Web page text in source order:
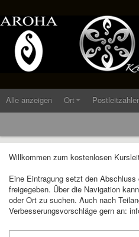
Alle anzeigen Ort
Willkommen zum kostenlosen
Eine Eintragung setzt den
freigegeben. Über die Navigation
oder Ort zu suchen. Auch nach
Verbesserungsvorschläge gern an: